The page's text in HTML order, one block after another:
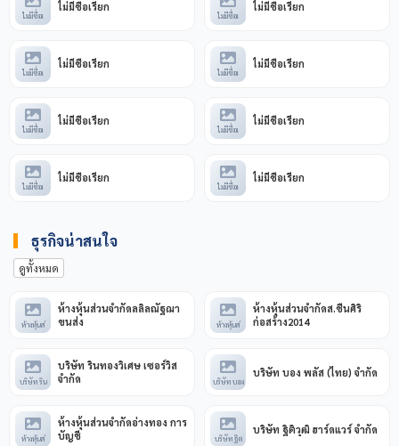
ไม่มีชื่อเ
ไม่มีชื่อเรียก
ไม่มีชื่อเ
ไม่มีชื่อเรียก
ไม่มีชื่อเ
ไม่มีชื่อเรียก
ไม่มีชื่อเ
ไม่มีชื่อเรียก
ไม่มีชื่อเ
ไม่มีชื่อเรียก
ไม่มีชื่อเ
ไม่มีชื่อเรียก
ไม่มีชื่อเ
ไม่มีชื่อเรียก
ไม่มีชื่อเ
ไม่มีชื่อเรียก
ธุรกิจน่าสนใจ
ดูทั้งหมด
ห้างหุ้นส่
ห้างหุ้นส่วนจำกัดลลิลณัฐฌา
ขนส่ง
ห้างหุ้นส่
ห้างหุ้นส่วนจำกัดส.ชื่นศิริ
ก่อสร้าง2014
บริษัท ริน
บริษัท รินทองวิเศษ เซอร์วิส
จำกัด
บริษัท บอง
บริษัท บอง พลัส (ไทย) จำกัด
ห้างหุ้นส่
ห้างหุ้นส่วนจำกัดอ่างทอง การ
บัญชี
บริษัท ฐิต
บริษัท ฐิติวุฒิ ฮาร์ดแวร์ จำกัด